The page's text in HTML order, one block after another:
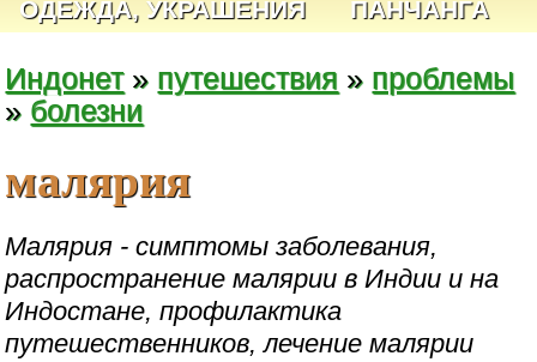
ОДЕЖДА, УКРАШЕНИЯ
ПАНЧАНГА
Индонет» путешествия » проблемы
» болезни
малярия
Малярия - симптомы заболевания,
распространение малярии в Индии и на
Индостане, профилактика
путешественников, лечение малярии